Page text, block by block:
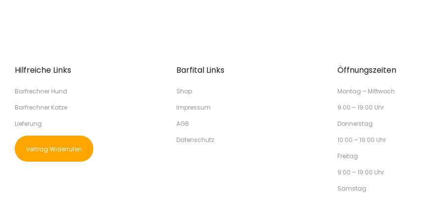
Hilfreiche Links
Barfrechner Hund
Barfrechner Katze
Lieferung
Vertrag Widerrufen
Barfital Links
Shop
Impressum
AGB
Datenschutz
Öffnungszeiten
Montag – Mittwoch
9:00 – 19:00 Uhr
Donnerstag
10:00 – 19:00 Uhr
Freitag
9:00 – 19:00 Uhr
Samstag